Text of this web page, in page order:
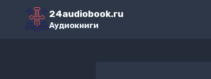
Перейти
содержимому
24audiobook.ru
Аудиокниги